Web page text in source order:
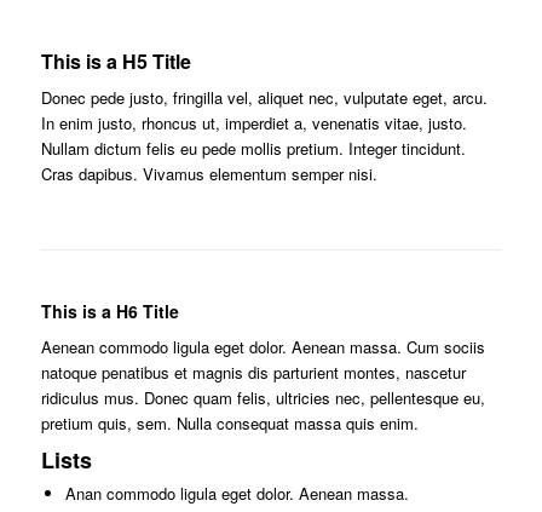
This is a H5 Title
Donec pede justo, fringilla vel, aliquet nec, vulputate eget, arcu.
In enim justo, rhoncus ut, imperdiet a, venenatis vitae, justo.
Nullam dictum felis eu pede mollis pretium. Integer tincidunt.
Cras dapibus. Vivamus elementum semper nisi.
This is a H6 Title
Aenean commodo ligula eget dolor. Aenean massa. Cum sociis
natoque penatibus et magnis dis parturient montes, nascetur
ridiculus mus. Donec quam felis, ultricies nec, pellentesque eu,
pretium quis, sem. Nulla consequat massa quis enim.
Lists
Anan commodo ligula eget dolor. Aenean massa.